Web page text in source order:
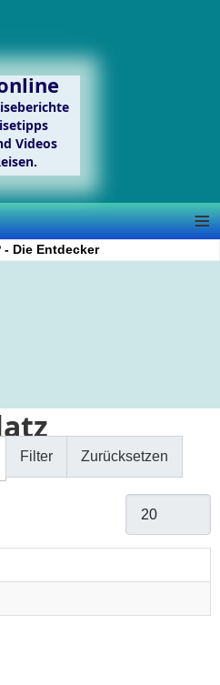
Videos
≡
- Die Entdecker
Filter Zurücksetzen
Anzeige #